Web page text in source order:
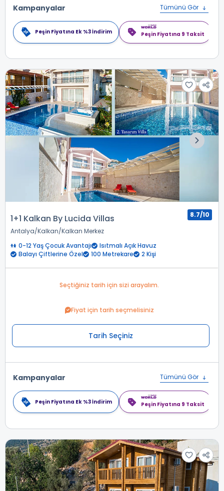
Kampanyalar Tümünü Gör
Peşin Fiyatına Ek %3 İndirim Peşin Fiyatına 9 Taksit
1+1 Kalkan By Lucida Villas
Antalya Kalkan Kalkan Merkez
8.7/10
0-12 Yaş Çocuk Avantajı
Isıtmalı Açık Havuz
Balayı Çiftlerine Özel
100 Metrekare 2 Kişi
Seçtiğiniz tarih için sizi arayalım.
Fiyat için tarih seçmelisiniz
Tarih Seçiniz
Kampanyalar Tümünü Gör
Peşin Fiyatına Ek %3 İndirim Peşin Fiyatına 9 Taksit